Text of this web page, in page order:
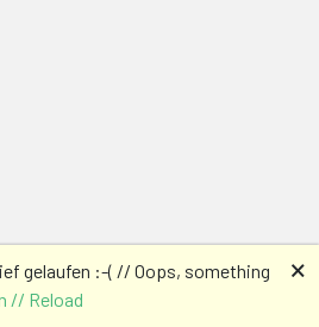
gelaufen :-( // Oops, something
// Reload
🗙